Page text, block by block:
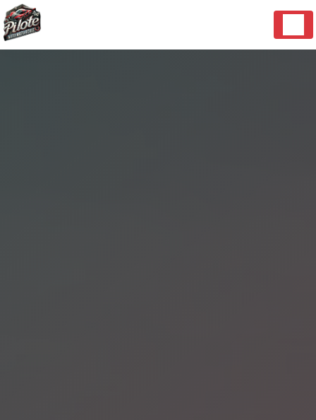
Panneau de gestion des cookies